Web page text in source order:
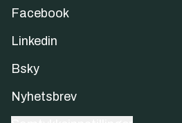
Facebook
Linkedin
Bsky
Nyhetsbrev